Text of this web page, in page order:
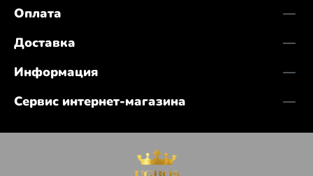
Оплата
Доставка
Информация
Сервис интернет-магазина